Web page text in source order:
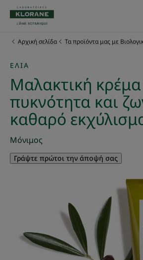
Αρχική σελίδα Τα προϊόντα μας με
ΕΛΙΆ
Μαλακτική κρέμα
πυκνότητα και
καθαρό
Μόνιμος
Γράψτε πρώτοι την άποψή σας